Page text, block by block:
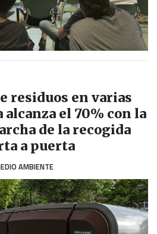
residuos en varias
alcanza el 70% con la
de la recogida
a puerta
AMBIENTE